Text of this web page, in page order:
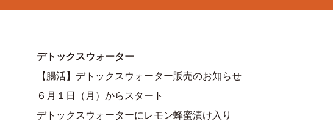
デトックスウォーター
【腸活】デトックスウォーター販売のお知らせ
６月１日（月）からスタート
デトックスウォーターにレモン蜂蜜漬け入り